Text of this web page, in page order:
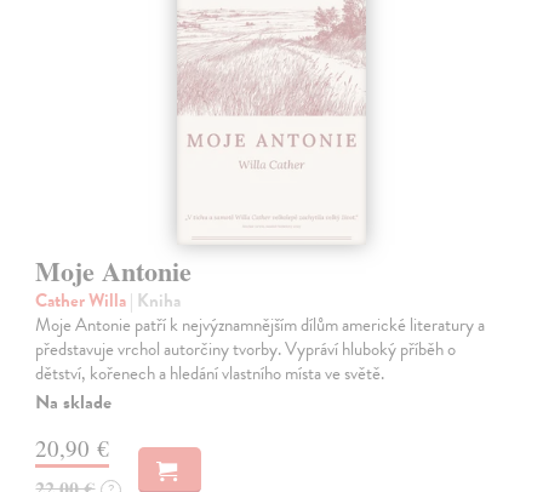
Moje Antonie
Cather Willa| Kniha
Moje Antonie patří k nejvýznamnějším dílům americké literatury a
představuje vrchol autorčiny tvorby. Vypráví hluboký příběh o
dětství, kořenech a hledání vlastního místa ve světě.
Na sklade
20,90 €